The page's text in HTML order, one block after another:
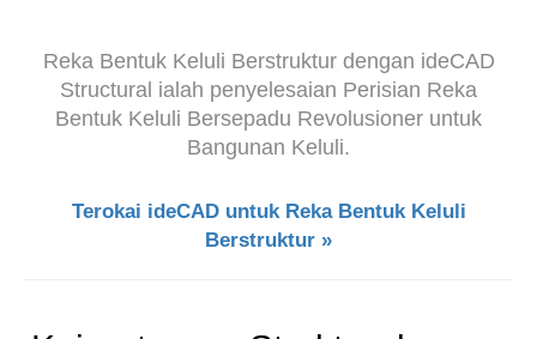
Reka Bentuk Keluli Berstruktur dengan ideCAD
Structural ialah penyelesaian Perisian Reka
Bentuk Keluli Bersepadu Revolusioner untuk
Bangunan Keluli.
Terokai ideCAD untuk Reka Bentuk Keluli
Berstruktur »